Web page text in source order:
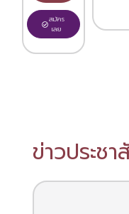
สมัคร
เลย
ข่าวประช